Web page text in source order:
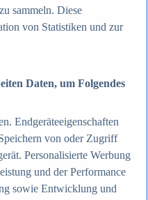
nach Generationen
Alter und Geschlecht in
2025
sammeln. Diese
von Statistiken und zur
Daten, um Folgendes
Endgeräteeigenschaften
von oder Zugriff
Personalisierte Werbung
und der Performance
sowie Entwicklung und